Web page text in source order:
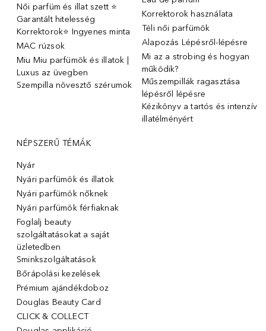
Női parfüm és illat szett ⭐
Garantált hitelesség
Korrektorok⭐ Ingyenes minta
MAC rúzsok
Miu Miu parfümök és illatok |
Luxus az üvegben
Szempilla növesztő szérumok
Korrektorok használata
Téli női parfümök
Alapozás Lépésről-lépésre
Mi az a strobing és hogyan
működik?
Műszempillák ragasztása
lépésről lépésre
Kézikönyv a tartós és intenzív
illatélményért
NÉPSZERŰ TÉMÁK
Nyár
Nyári parfümök és illatok
Nyári parfümök nőknek
Nyári parfümök férfiaknak
Foglalj beauty
szolgáltatásokat a saját
üzletedben
Sminkszolgáltatások
Bőrápolási kezelések
Prémium ajándékdoboz
Douglas Beauty Card
CLICK & COLLECT